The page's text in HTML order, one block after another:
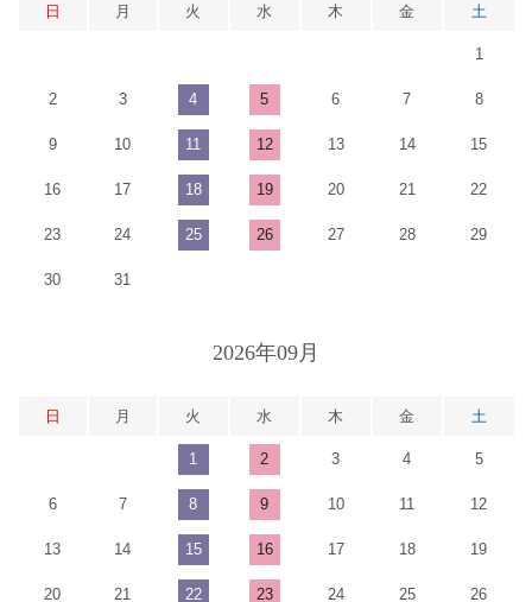
日 月 火 水 木 金 土
1
2 3 4 5 6 7 8
9 10 11 12 13 14 15
16 17 18 19 20 21 22
23 24 25 26 27 28 29
30 31
2026年09月
日 月 火 水 木 金 土
1 2 3 4 5
6 7 8 9 10 11 12
13 14 15 16 17 18 19
20 21 22 23 24 25 26